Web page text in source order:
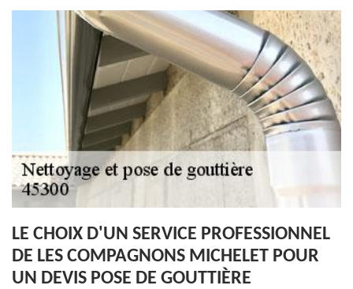
LE CHOIX D'UN SERVICE PROFESSIONNEL
DE LES COMPAGNONS MICHELET POUR
UN DEVIS POSE DE GOUTTIÈRE